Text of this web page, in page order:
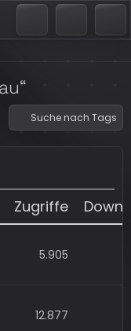
Suche nach Tags
Zugriffe
5.905
12.877